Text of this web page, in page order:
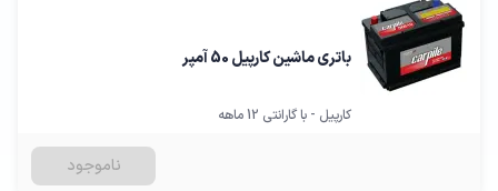
باتری ماشین کارپیل 50 آمپر
کارپیل - با گارانتی 12 ماهه
ناموجود